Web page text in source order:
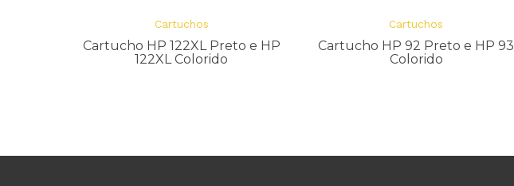
Cartuchos
Cartucho HP 122XL Preto e HP
122XL Colorido
Cartuchos
Cartucho HP 92 Preto e HP 93
Colorido